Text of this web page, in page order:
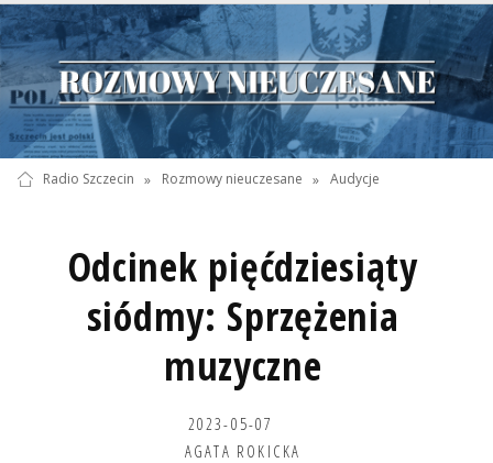
Radio Szczecin » Rozmowy nieuczesane » Audycje
Odcinek pięćdziesiąty
siódmy: Sprzężenia
muzyczne
2023-05-07
AGATA ROKICKA